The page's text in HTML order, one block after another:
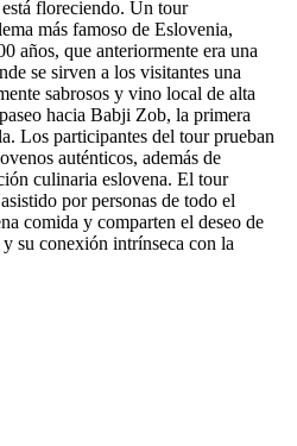
floreciendo. Un tour
más famoso de Eslovenia,
años, que anteriormente era una
se sirven a los visitantes una
sabrosos y vino local de alta
hacia Babji Zob, la primera
Los participantes del tour prueban
auténticos, además de
culinaria eslovena. El tour
por personas de todo el
comida y comparten el deseo de
su conexión intrínseca con la